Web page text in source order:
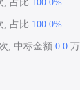
, 占比 100.0%
, 占比 100.0%
次, 中标金额 0.0 万